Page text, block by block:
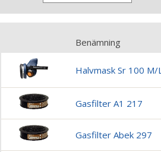
Benämning
Halvmask Sr 100 M/L
Gasfilter A1 217
Gasfilter Abek 297